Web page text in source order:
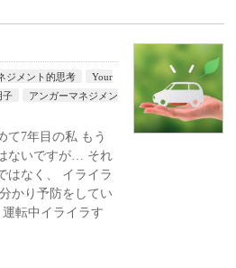
ジメント的思考
Your
子
アンガーマネジメン
て7年目の私 もう
ないですが… それ
はなく、 イライラ
かり予防をしてい
転中イライラす